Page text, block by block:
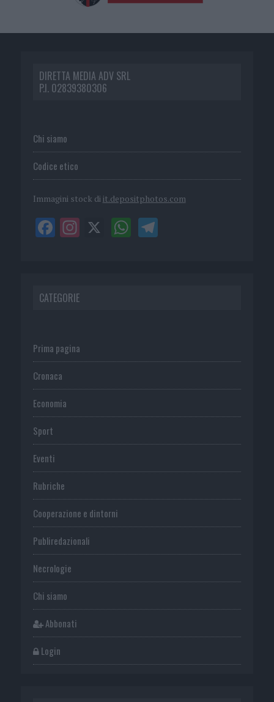
DIRETTA MEDIA ADV SRL
P.I. 02839380306
Chi siamo
Codice etico
Immagini stock di it.depositphotos.com
CATEGORIE
Prima pagina
Cronaca
Economia
Sport
Eventi
Rubriche
Cooperazione e dintorni
Publiredazionali
Necrologie
Chi siamo
Abbonati
Login